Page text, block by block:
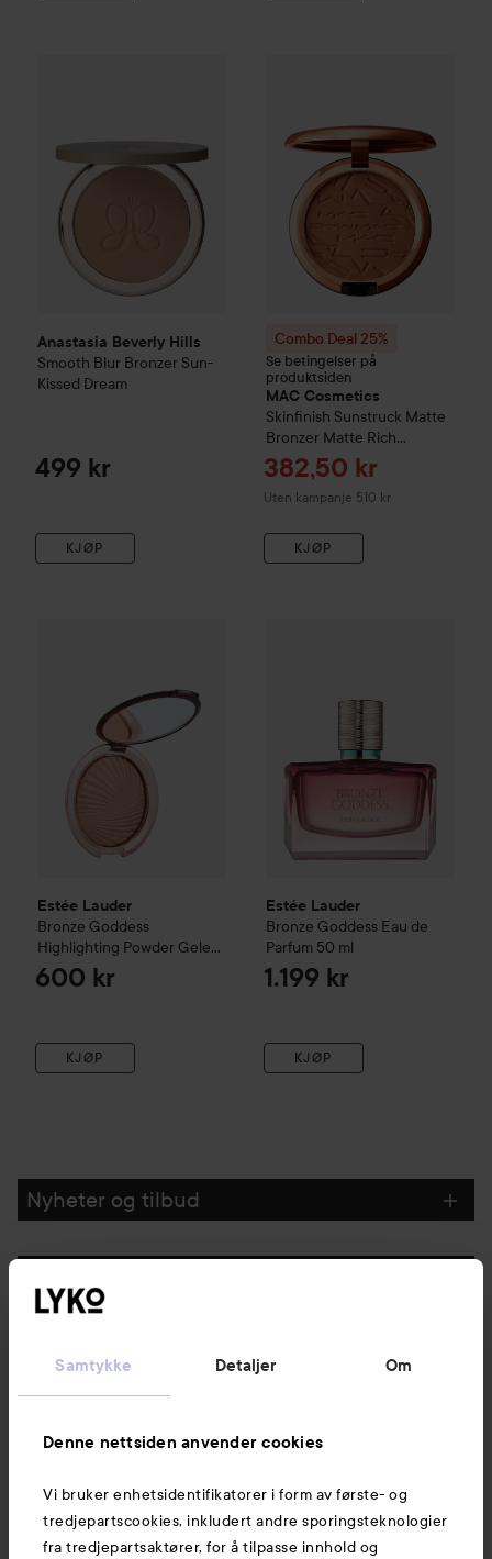
Samtykke Detaljer Om
Denne nettsiden anvender cookies
Vi bruker enhetsidentifikatorer i form av første- og
tredjepartscookies, inkludert andre sporingsteknologier
fra tredjepartsaktører, for å tilpasse innhold og
Anastasia Beverly Hills
Smooth Blur Bronzer Sun-
Kissed Dream
499 kr
KJØP
Combo Deal 25%
Se betingelser på
produktsiden
MAC Cosmetics
Skinfinish Sunstruck Matte
Bronzer Matte Rich
Golden-Wn
Tilbudspris
382,50 kr
Uten kampanje 510 kr
KJØP
Estée Lauder
Bronze Goddess
Highlighting Powder Gelee
Solar Crush
600 kr
KJØP
Estée Lauder
Bronze Goddess Eau de
Parfum 50 ml
1.199 kr
KJØP
Nyheter og tilbud
Kundeservice
Informasjon
Også av interesse